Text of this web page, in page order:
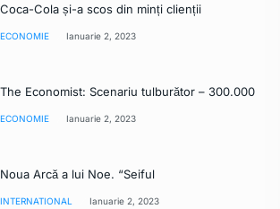
Coca-Cola și-a scos din minți clienții
ECONOMIE Ianuarie 2, 2023
The Economist: Scenariu tulburător – 300.000
ECONOMIE Ianuarie 2, 2023
Noua Arcă a lui Noe. “Seiful
INTERNATIONAL Ianuarie 2, 2023